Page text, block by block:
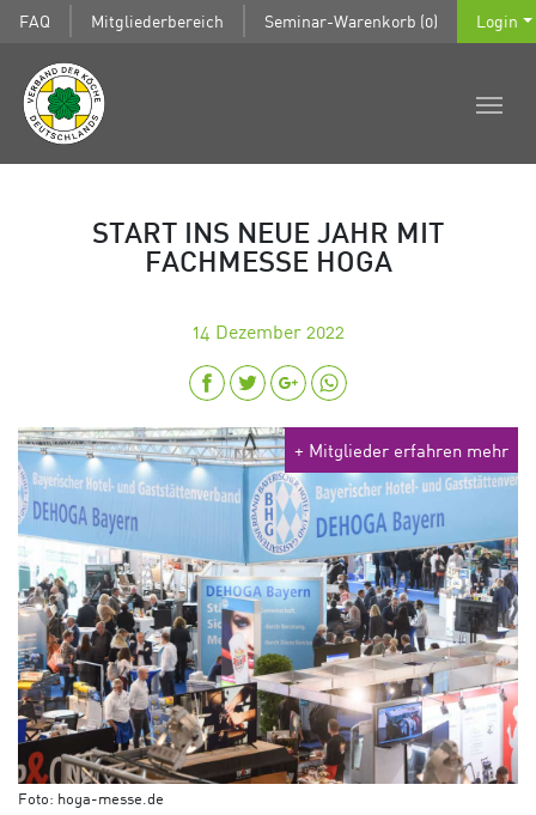
FAQ Mitgliederbereich Seminar-Warenkorb (0) Login
START INS NEUE JAHR MIT
FACHMESSE HOGA
14 Dezember 2022
Foto: hoga-messe.de
+ Mitglieder erfahren mehr